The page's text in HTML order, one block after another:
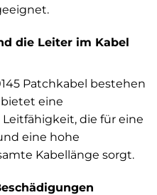
die Leiter im Kabel
Patchkabel bestehen
eine
die für eine
eine hohe
Kabellänge sorgt.